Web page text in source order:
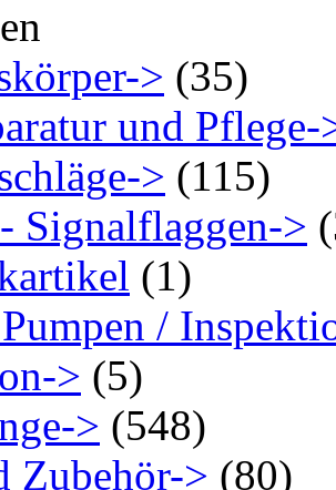
> (35)
und Pflege-
> (115)
Signalflaggen->
(1)
/
> (5)
> (548)
Zubehör-> (80)